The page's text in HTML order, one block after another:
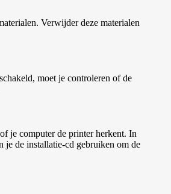
Verwijder deze materialen
moet je controleren of de
je computer de printer herkent. In
je de installatie-cd gebruiken om de